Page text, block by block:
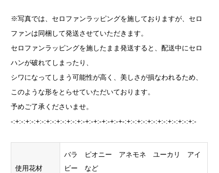
※写真では、セロファンラッピングを施しておりますが、セロ
ファンは同梱して発送させていただきます。
セロファンラッピングを施したまま発送すると、配送中にセロ
ハンが破れてしまったり、
シワになってしまう可能性が高く、美しさが損なわれるため、
このような形をとらせていただいております。
予めご了承くださいませ。
-:+:-:+:-:+:-:+:-:+:-:+:-:+:-+:-+:-+:-+:-+-:+:-:+:-:+:-:+:-:+:-:+:-:+:-
使用花材
バラ ピオニー アネモネ ユーカリ アイ
ビー など